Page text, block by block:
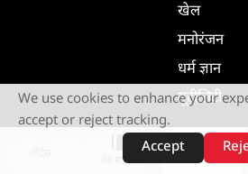
वेब स्टोरीज़
खेल
मनोरंजन
धर्म ज्ञान
यूटीलिटी
Download App
We use cookies to enhance your
accept or reject tracking.
Accept